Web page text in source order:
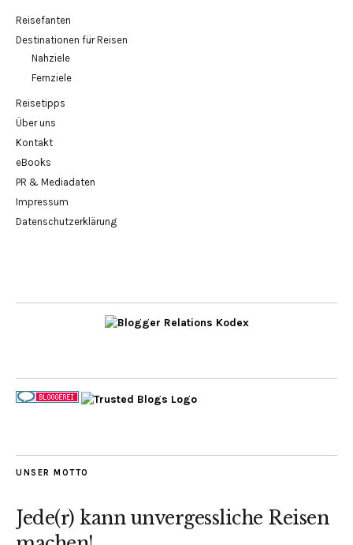
Reisefanten
Destinationen für Reisen
Nahziele
Fernziele
Reisetipps
Über uns
Kontakt
eBooks
PR & Mediadaten
Impressum
Datenschutzerklärung
UNSER MOTTO
Jede(r) kann unvergessliche Reisen